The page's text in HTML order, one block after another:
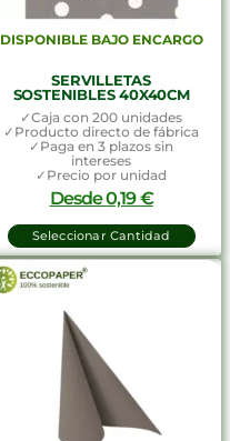
DISPONIBLE BAJO ENCARGO
SERVILLETAS
SOSTENIBLES 40X40CM
✓Caja con 200 unidades
✓Producto directo de fábrica
✓Paga en 3 plazos sin
intereses
✓Precio por unidad
Desde0,19€
Seleccionar Cantidad